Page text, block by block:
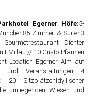
Egerner Höfe:5-
Zimmer & Suiten3
Dichter
Millau // 10 Gusto-Pfannen
Location Egerner Alm auf
und Veranstaltungen 4
20 SitzplätzenIdyllischer
umliegenden Wiesen und